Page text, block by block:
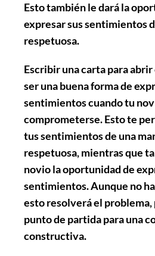
Esto también le dará la
expresar sus sentimientos
respetuosa.
Escribir una carta para
ser una buena forma de
sentimientos cuando tu
comprometerse. Esto te
tus sentimientos de una
respetuosa, mientras que
novio la oportunidad de
sentimientos. Aunque no
esto resolverá el problema,
punto de partida para una
constructiva.